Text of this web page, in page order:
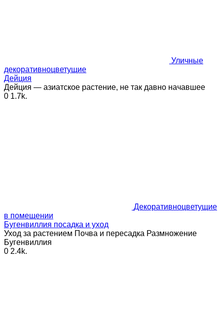
Уличные
декоративноцветущие
Дейция
Дейция — азиатское растение, не так давно начавшее
0 1.7k.
Декоративноцветущие
в помещении
Бугенвиллия посадка и уход
Уход за растением Почва и пересадка Размножение
Бугенвиллия
0 2.4k.